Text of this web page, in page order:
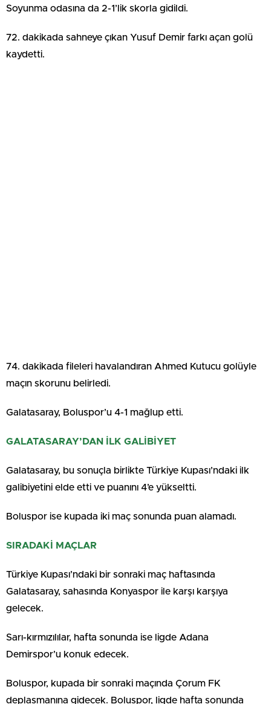
Soyunma odasına da 2-1’lik skorla gidildi.
72. dakikada sahneye çıkan Yusuf Demir farkı açan golü
kaydetti.
74. dakikada fileleri havalandıran Ahmed Kutucu golüyle
maçın skorunu belirledi.
Galatasaray, Boluspor’u 4-1 mağlup etti.
GALATASARAY’DAN İLK GALİBİYET
Galatasaray, bu sonuçla birlikte Türkiye Kupası’ndaki ilk
galibiyetini elde etti ve puanını 4’e yükseltti.
Boluspor ise kupada iki maç sonunda puan alamadı.
SIRADAKİ MAÇLAR
Türkiye Kupası’ndaki bir sonraki maç haftasında
Galatasaray, sahasında Konyaspor ile karşı karşıya
gelecek.
Sarı-kırmızılılar, hafta sonunda ise ligde Adana
Demirspor’u konuk edecek.
Boluspor, kupada bir sonraki maçında Çorum FK
deplasmanına gidecek. Boluspor, ligde hafta sonunda